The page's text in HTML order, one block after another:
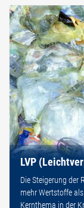
LVP
Die Steigerung der
mehr Wertstoffe
Kernthema in der